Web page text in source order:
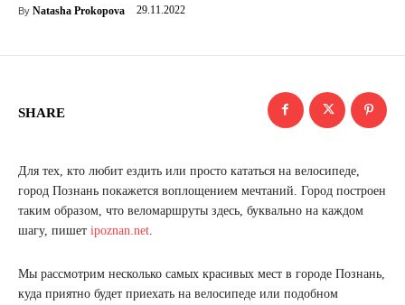
By Natasha Prokopova 29.11.2022
SHARE
Для тех, кто любит ездить или просто кататься на велосипеде,
город Познань покажется воплощением мечтаний. Город построен
таким образом, что веломаршруты здесь, буквально на каждом
шагу, пишет ipoznan.net
Мы рассмотрим несколько самых красивых мест в городе Познань,
куда приятно будет приехать на велосипеде или подобном